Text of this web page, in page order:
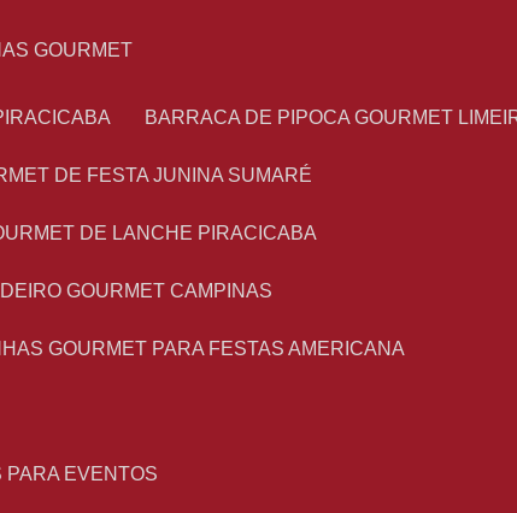
GOURMET
BARRACA DE PIPOCA GOURMET
DE FESTA JUNINA SUMARÉ
DE LANCHE PIRACICABA
GOURMET CAMPINAS
GOURMET PARA FESTAS AMERICANA
PARA EVENTOS